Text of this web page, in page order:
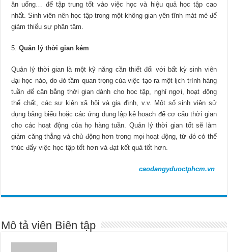
ăn uống… để tập trung tốt vào việc học và hiệu quả học tập cao
nhất. Sinh viên nên học tập trong một không gian yên tĩnh mát mẻ để
giảm thiểu sự phân tâm.
Quản lý thời gian kém
Quản lý thời gian là một kỹ năng cần thiết đối với bất kỳ sinh viên
đại học nào, do đó tầm quan trọng của việc tạo ra một lịch trình hàng
tuần để cân bằng thời gian dành cho học tập, nghỉ ngơi, hoạt động
thể chất, các sự kiện xã hội và gia đình, v.v. Một số sinh viên sử
dụng bảng biểu hoặc các ứng dụng lập kê hoạch để cơ cấu thời gian
cho các hoạt động của họ hàng tuần. Quản lý thời gian tốt sẽ làm
giảm căng thẳng và chủ động hơn trong mọi hoạt động, từ đó có thể
thúc đẩy việc học tập tốt hơn và đạt kết quả tốt hơn.
caodangyduoctphcm.vn
Mô tả viên Biên tập